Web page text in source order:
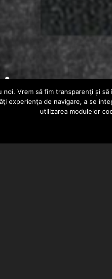
Vrem să fim transparenţi și
experienţa de navigare, a se
utilizarea modulelor